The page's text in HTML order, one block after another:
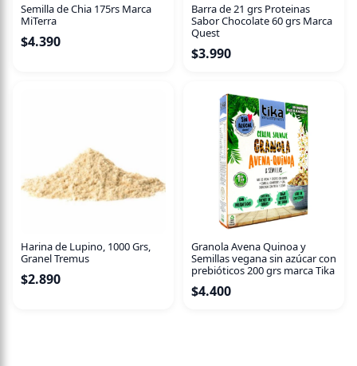
Semilla de Chia 175rs Marca
MiTerra
$4.390
Barra de 21 grs Proteinas
Sabor Chocolate 60 grs Marca
Quest
$3.990
Harina de Lupino, 1000 Grs,
Granel Tremus
$2.890
Granola Avena Quinoa y
Semillas vegana sin azúcar con
prebióticos 200 grs marca Tika
$4.400